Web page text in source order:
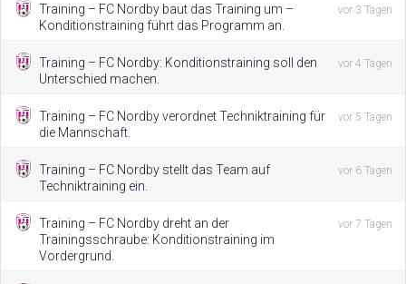
Training – FC Nordby baut das Training um –
Konditionstraining führt das Programm an.
vor 3 Tagen
Training – FC Nordby: Konditionstraining soll den
Unterschied machen.
vor 4 Tagen
Training – FC Nordby verordnet Techniktraining für
die Mannschaft.
vor 5 Tagen
Training – FC Nordby stellt das Team auf
Techniktraining ein.
vor 6 Tagen
Training – FC Nordby dreht an der
Trainingsschraube: Konditionstraining im
Vordergrund.
vor 7 Tagen